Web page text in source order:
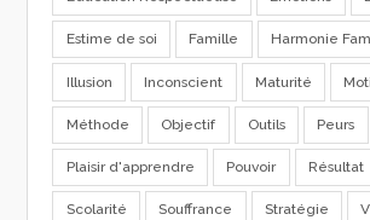
Estime de soi Famille Harmonie
Illusion Inconscient Maturité
Méthode Objectif Outils Peurs
Plaisir d'apprendre Pouvoir Résultat
Scolarité Souffrance Stratégie